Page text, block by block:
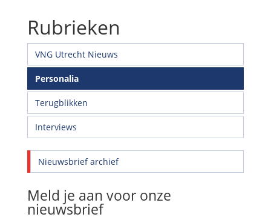
Rubrieken
VNG Utrecht Nieuws
Personalia
Terugblikken
Interviews
Nieuwsbrief archief
Meld je aan voor onze
nieuwsbrief